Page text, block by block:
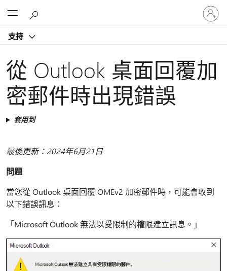
支持
登
入
您
戶
從 Outlook 桌面回覆加
密郵件時出現錯誤
套用到
最後更新：2024年6月21日
問題
當您從 Outlook 桌面回覆 OMEv2 加密郵件時，可能會收到
以下錯誤訊息：
「Microsoft Outlook 無法以受限制的權限建立訊息。」